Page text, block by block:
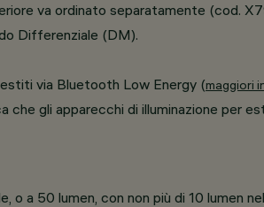
va ordinato separatamente (cod.
Differenziale (DM).
via Bluetooth Low Energy (maggiori
gli apparecchi di illuminazione per
a 50 lumen, con non più di 10 lumen